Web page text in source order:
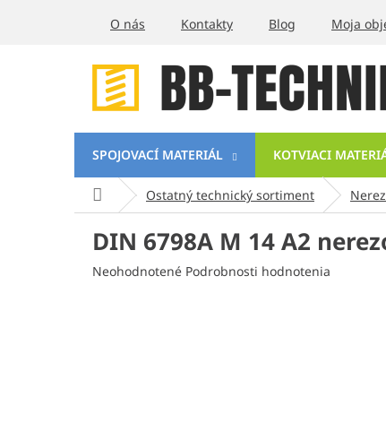
O nás Kontakty Blog Moja
SPOJOVACÍ MATERIÁL KOTVIACI
DomovOstatný technický sortiment
DIN 6798A M 14 A2
Priemerné
Neohodnotené Podrobnosti hodnotenia